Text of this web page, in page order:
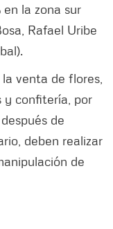
en la zona sur
Rafael Uribe
venta de flores,
y confitería, por
de
deben realizar
de